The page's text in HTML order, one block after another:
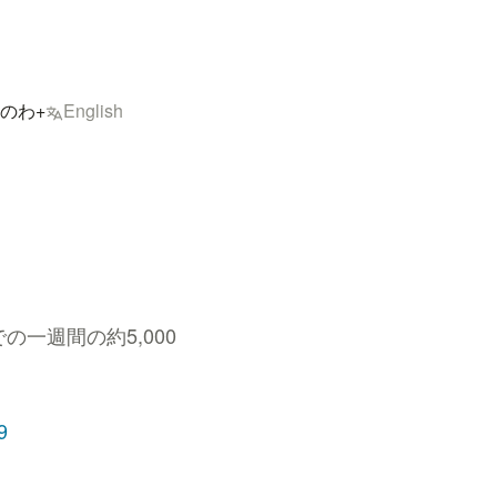
わ+ English
一週間の約5,000